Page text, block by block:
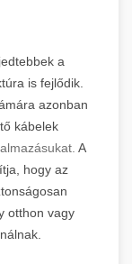
a
is fejlődik.
azonban
kábelek
A
hogy az
otthon vagy